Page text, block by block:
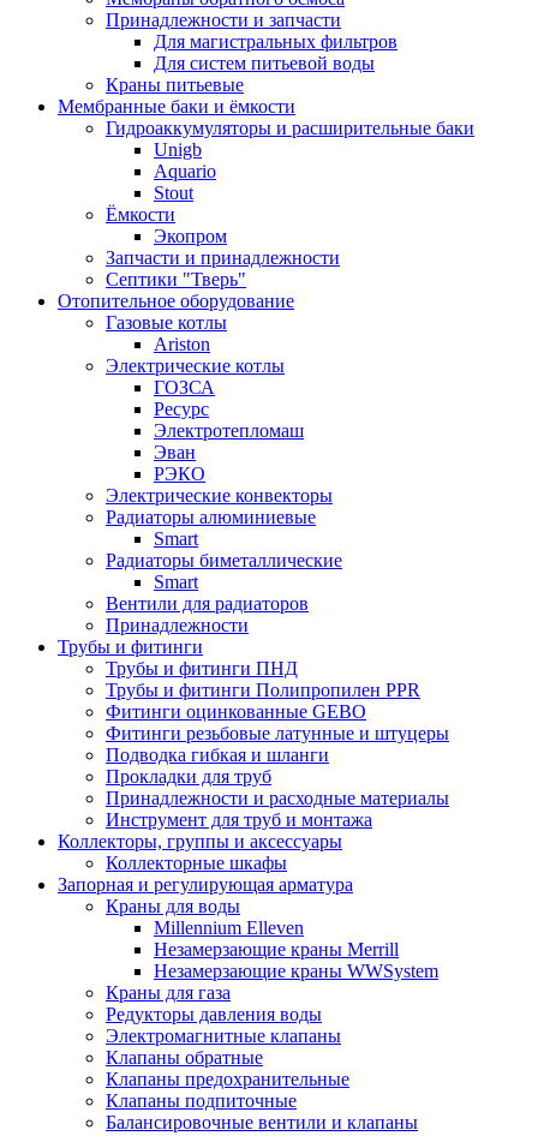
Принадлежности и запчасти
Для магистральных фильтров
Для систем питьевой воды
Краны питьевые
Мембранные баки и ёмкости
Гидроаккумуляторы и расширительные баки
Unigb
Aquario
Stout
Ёмкости
Экопром
Запчасти и принадлежности
Септики "Тверь"
Отопительное оборудование
Газовые котлы
Ariston
Электрические котлы
ГОЗСА
Ресурс
Электротепломаш
Эван
РЭКО
Электрические конвекторы
Радиаторы алюминиевые
Smart
Радиаторы биметаллические
Smart
Вентили для радиаторов
Принадлежности
Трубы и фитинги
Трубы и фитинги ПНД
Трубы и фитинги Полипропилен PPR
Фитинги оцинкованные GEBO
Фитинги резьбовые латунные и штуцеры
Подводка гибкая и шланги
Прокладки для труб
Принадлежности и расходные материалы
Инструмент для труб и монтажа
Коллекторы, группы и аксессуары
Коллекторные шкафы
Запорная и регулирующая арматура
Краны для воды
Millennium Elleven
Незамерзающие краны Merrill
Незамерзающие краны WWSystem
Краны для газа
Редукторы давления воды
Электромагнитные клапаны
Клапаны обратные
Клапаны предохранительные
Клапаны подпиточные
Балансировочные вентили и клапаны